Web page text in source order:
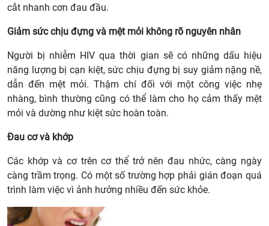
cắt nhanh cơn đau đầu.
Giảm sức chịu đựng và mệt mỏi không rõ nguyên nhân
Người bị nhiễm HIV qua thời gian sẽ có những dấu hiệu
năng lượng bị cạn kiệt, sức chịu đựng bị suy giảm nặng nề,
dẫn đến mệt mỏi. Thậm chí đối với một công việc nhẹ
nhàng, bình thường cũng có thể làm cho họ cảm thấy mệt
mỏi và dường như kiệt sức hoàn toàn.
Đau cơ và khớp
Các khớp và cơ trên cơ thể trở nên đau nhức, càng ngày
càng trầm trọng. Có một số trường hợp phải gián đoạn quá
trình làm việc vì ảnh hưởng nhiều đến sức khỏe.